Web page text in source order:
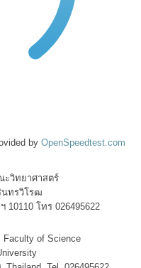
by OpenSpeedtest.com
วิทยาศาสตร์
ทรวิโรฒ
10110 โทร 026495622
Faculty of Science